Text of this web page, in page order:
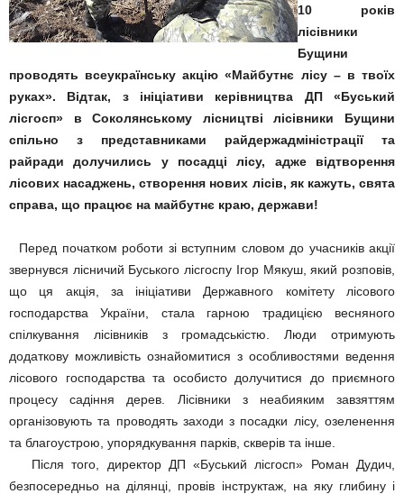
10 років
лісівники
Бущини
проводять всеукраїнську акцію «Майбутнє лісу – в твоїх
руках». Відтак, з ініціативи керівництва ДП «Буський
лісгосп» в Соколянському лісництві лісівники Бущини
спільно з представниками райдержадміністрації та
райради долучились у посадці лісу, адже відтворення
лісових насаджень, створення нових лісів, як кажуть, свята
справа, що працює на майбутнє краю, держави!
Перед початком роботи зі вступним словом до учасників акції
звернувся лісничий Буського лісгоспу Ігор Мякуш, який розповів,
що ця акція, за ініціативи Державного комітету лісового
господарства України, стала гарною традицією весняного
спілкування лісівників з громадськістю. Люди отримують
додаткову можливість ознайомитися з особливостями ведення
лісового господарства та особисто долучитися до приємного
процесу садіння дерев. Лісівники з неабияким завзяттям
організовують та проводять заходи з посадки лісу, озеленення
та благоустрою, упорядкування парків, скверів та інше.
Після того, директор ДП «Буський лісгосп» Роман Дудич,
безпосередньо на ділянці, провів інструктаж, на яку глибину і